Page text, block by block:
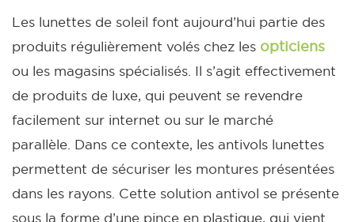
Les lunettes de soleil font aujourd’hui partie des
produits régulièrement volés chez les opticiens
ou les magasins spécialisés. Il s’agit effectivement
de produits de luxe, qui peuvent se revendre
facilement sur internet ou sur le marché
parallèle. Dans ce contexte, les antivols lunettes
permettent de sécuriser les montures présentées
dans les rayons. Cette solution antivol se présente
sous la forme d’une pince en plastique, qui vient